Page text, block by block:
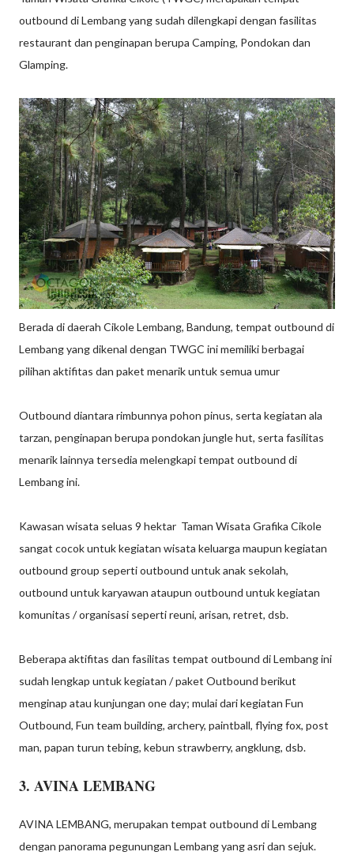
outbound di Lembang yang sudah dilengkapi dengan fasilitas
restaurant dan penginapan berupa Camping, Pondokan dan
Glamping.
Berada di daerah Cikole Lembang, Bandung, tempat outbound di
Lembang yang dikenal dengan TWGC ini memiliki berbagai
pilihan aktifitas dan paket menarik untuk semua umur
Outbound diantara rimbunnya pohon pinus, serta kegiatan ala
tarzan, penginapan berupa pondokan jungle hut, serta fasilitas
menarik lainnya tersedia melengkapi tempat outbound di
Lembang ini.
Kawasan wisata seluas 9 hektar Taman Wisata Grafika Cikole
sangat cocok untuk kegiatan wisata keluarga maupun kegiatan
outbound group seperti outbound untuk anak sekolah,
outbound untuk karyawan ataupun outbound untuk kegiatan
komunitas / organisasi seperti reuni, arisan, retret, dsb.
Beberapa aktifitas dan fasilitas tempat outbound di Lembang ini
sudah lengkap untuk kegiatan / paket Outbound berikut
menginap atau kunjungan one day; mulai dari kegiatan Fun
Outbound, Fun team building, archery, paintball, flying fox, post
man, papan turun tebing, kebun strawberry, angklung, dsb.
3. AVINA LEMBANG
AVINA LEMBANG, merupakan tempat outbound di Lembang
dengan panorama pegunungan Lembang yang asri dan sejuk.